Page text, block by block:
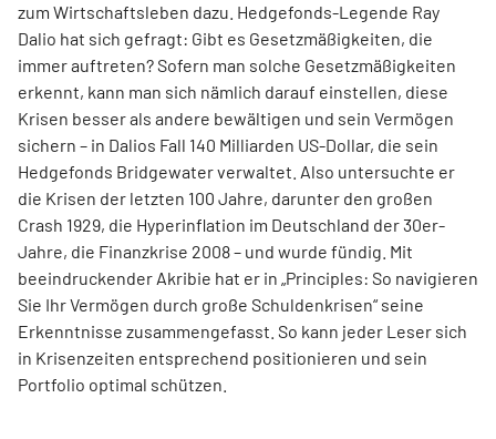
zum Wirtschaftsleben dazu. Hedgefonds-Legende Ray
Dalio hat sich gefragt: Gibt es Gesetzmäßigkeiten, die
immer auftreten? Sofern man solche Gesetzmäßigkeiten
erkennt, kann man sich nämlich darauf einstellen, diese
Krisen besser als andere bewältigen und sein Vermögen
sichern – in Dalios Fall 140 Milliarden US-Dollar, die sein
Hedgefonds Bridgewater verwaltet. Also untersuchte er
die Krisen der letzten 100 Jahre, darunter den großen
Crash 1929, die Hyperinflation im Deutschland der 30er-
Jahre, die Finanzkrise 2008 – und wurde fündig. Mit
beeindruckender Akribie hat er in „Principles: So navigieren
Sie Ihr Vermögen durch große Schuldenkrisen“ seine
Erkenntnisse zusammengefasst. So kann jeder Leser sich
in Krisenzeiten entsprechend positionieren und sein
Portfolio optimal schützen.